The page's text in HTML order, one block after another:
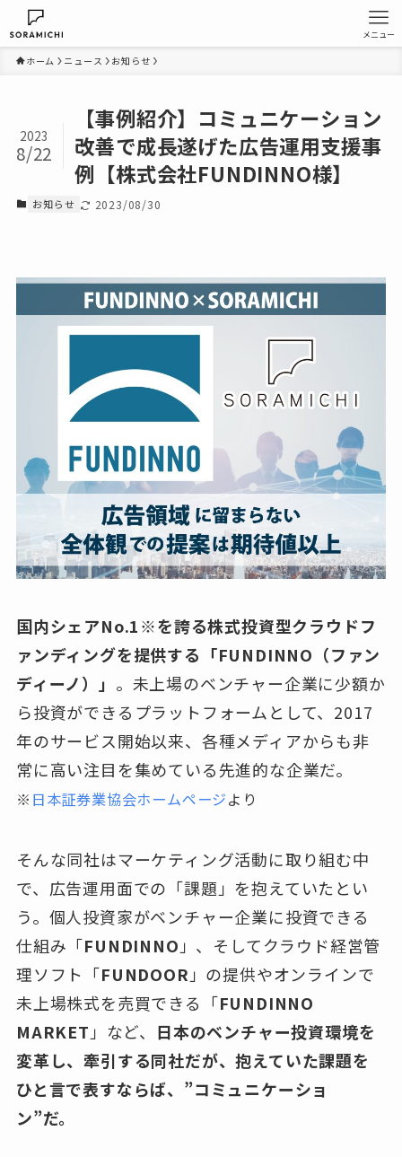
メニュー
ホーム ニュース お知らせ
【事例紹介】コミュニケーション
改善で成長遂げた広告運用支援事
例【株式会社FUNDINNO様】
2023
8/22
お知らせ 2023/08/30
国内シェアNo.1※を誇る株式投資型クラウドフ
ァンディングを提供する「FUNDINNO（ファン
ディーノ）」 。未上場のベンチャー企業に少額か
ら投資ができるプラットフォームとして、2017
年のサービス開始以来、各種メディアからも非
常に高い注目を集めている先進的な企業だ。
※ 日本証券業協会ホームページより
そんな同社はマーケティング活動に取り組む中
で、広告運用面での「課題」を抱えていたとい
う。個人投資家がベンチャー企業に投資できる
仕組み「FUNDINNO 」、そしてクラウド経営管
理ソフト「FUNDOOR 」の提供やオンラインで
未上場株式を売買できる「FUNDINNO
MARKET 」など、 日本のベンチャー投資環境を
変革し、牽引する同社だが、抱えていた課題を
ひと言で表すならば、”コミュニケーショ
ン”だ。